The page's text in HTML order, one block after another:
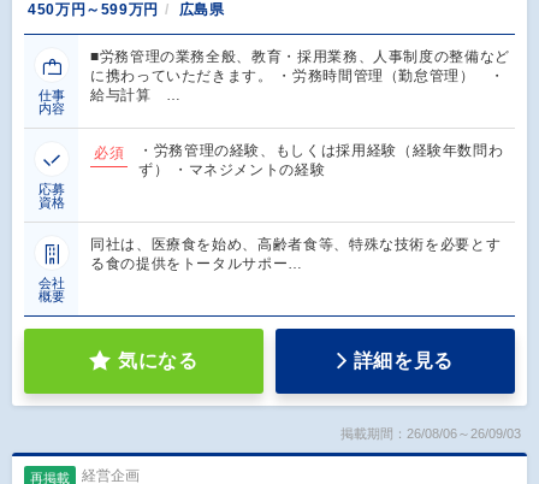
450万円～599万円 広島県
仕事
内容
■労務管理の業務全般、教育・採用業務、人事制度の整備など
に携わっていただきます。 ・労務時間管理（勤怠管理） ・
給与計算 …
応募
資格
必須
・労務管理の経験、もしくは採用経験（経験年数問わ
ず） ・マネジメントの経験
会社
概要
同社は、医療食を始め、高齢者食等、特殊な技術を必要とす
る食の提供をトータルサポー…
気になる 詳細を見る
掲載期間：26/08/06～26/09/03
再掲載 経営企画